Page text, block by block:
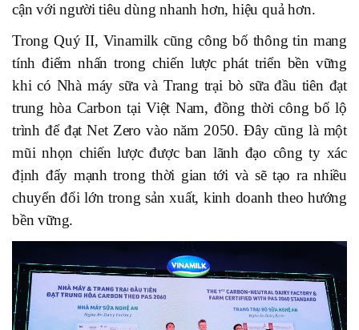
cận với người tiêu dùng nhanh hơn, hiệu quả hơn.
Trong Quý II, Vinamilk cũng công bố thông tin mang
tính điểm nhấn trong chiến lược phát triển bền vững
khi có Nhà máy sữa và Trang trại bò sữa đầu tiên đạt
trung hòa Carbon tại Việt Nam, đồng thời công bố lộ
trình để đạt Net Zero vào năm 2050. Đây cũng là một
mũi nhọn chiến lược được ban lãnh đạo công ty xác
định đẩy mạnh trong thời gian tới và sẽ tạo ra nhiều
chuyển đổi lớn trong sản xuất, kinh doanh theo hướng
bền vững.